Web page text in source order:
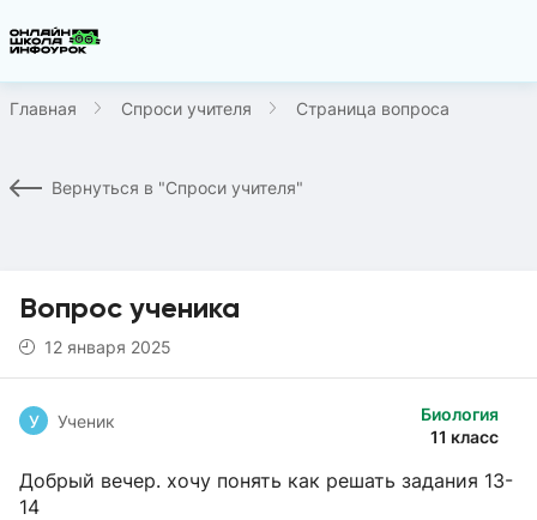
Главная Спроси учителя Страница вопроса
Вернуться в "Спроси учителя"
Вопрос ученика
12 января 2025
Биология
11 класс
У Ученик
Добрый вечер. хочу понять как решать задания 13-
14